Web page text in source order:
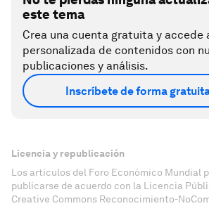
este tema
Crea una cuenta gratuita y accede
personalizada de contenidos con
publicaciones y análisis.
Inscríbete de forma
Licencia y republicación
Los artículos del Foro Económico Mundial
publicarse de acuerdo con la Licencia
Creative Commons Reconocimiento-